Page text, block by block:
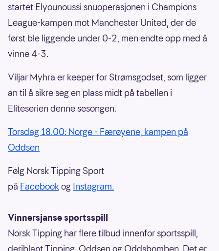
startet Elyounoussi snuoperasjonen i Champions
League-kampen mot Manchester United, der de
først ble liggende under 0-2, men endte opp med å
vinne 4-3.
Viljar Myhra er keeper for Strømsgodset, som ligger
an til å sikre seg en plass midt på tabellen i
Eliteserien denne sesongen.
Torsdag 18.00: Norge - Færøyene, kampen på
Oddsen
Følg Norsk Tipping Sport
på Facebookog Instagram.
Vinnersjanse sportsspill
Norsk Tipping har flere tilbud innenfor sportsspill,